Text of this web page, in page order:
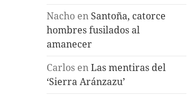
Nacho en Santoña, catorce
hombres fusilados al
amanecer
Carlos enLas mentiras del
‘Sierra Aránzazu’